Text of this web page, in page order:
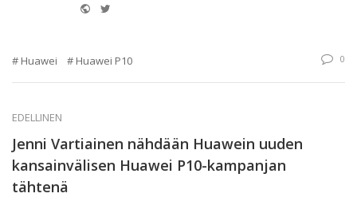
Website
Huawei Huawei P10 0
EDELLINEN
Jenni Vartiainen nähdään Huawein uuden
kansainvälisen Huawei P10-kampanjan
tähtenä